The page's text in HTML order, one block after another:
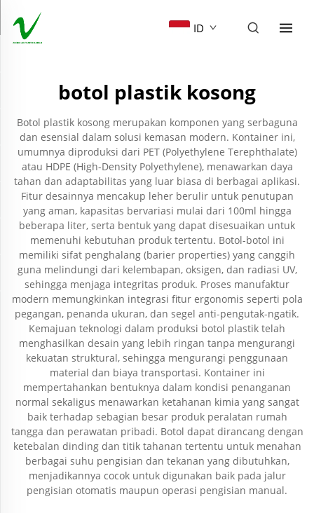
ID
botol plastik kosong
Botol plastik kosong merupakan komponen yang serbaguna
dan esensial dalam solusi kemasan modern. Kontainer ini,
umumnya diproduksi dari PET (Polyethylene Terephthalate)
atau HDPE (High-Density Polyethylene), menawarkan daya
tahan dan adaptabilitas yang luar biasa di berbagai aplikasi.
Fitur desainnya mencakup leher berulir untuk penutupan
yang aman, kapasitas bervariasi mulai dari 100ml hingga
beberapa liter, serta bentuk yang dapat disesuaikan untuk
memenuhi kebutuhan produk tertentu. Botol-botol ini
memiliki sifat penghalang (barier properties) yang canggih
guna melindungi dari kelembapan, oksigen, dan radiasi UV,
sehingga menjaga integritas produk. Proses manufaktur
modern memungkinkan integrasi fitur ergonomis seperti pola
pegangan, penanda ukuran, dan segel anti-pengutak-ngatik.
Kemajuan teknologi dalam produksi botol plastik telah
menghasilkan desain yang lebih ringan tanpa mengurangi
kekuatan struktural, sehingga mengurangi penggunaan
material dan biaya transportasi. Kontainer ini
mempertahankan bentuknya dalam kondisi penanganan
normal sekaligus menawarkan ketahanan kimia yang sangat
baik terhadap sebagian besar produk peralatan rumah
tangga dan perawatan pribadi. Botol dapat dirancang dengan
ketebalan dinding dan titik tahanan tertentu untuk menahan
berbagai suhu pengisian dan tekanan yang dibutuhkan,
menjadikannya cocok untuk digunakan baik pada jalur
pengisian otomatis maupun operasi pengisian manual.